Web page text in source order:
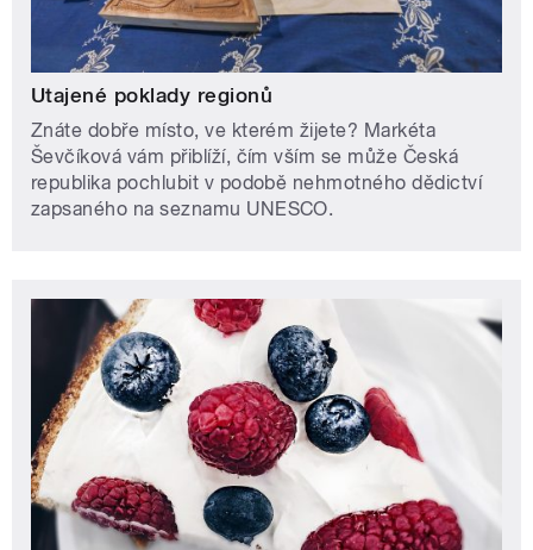
Utajené poklady regionů
Znáte dobře místo, ve kterém žijete? Markéta
Ševčíková vám přiblíží, čím vším se může Česká
republika pochlubit v podobě nehmotného dědictví
zapsaného na seznamu UNESCO.